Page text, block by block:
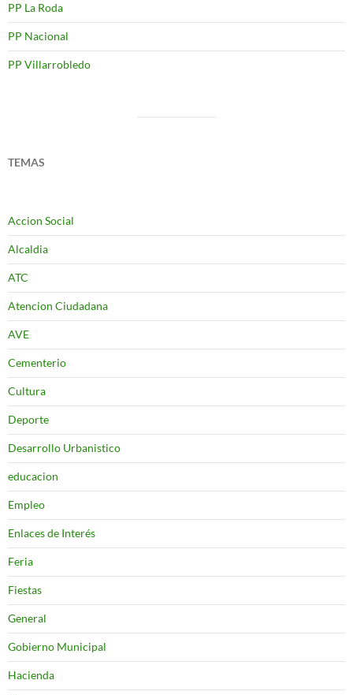
PP La Roda
PP Nacional
PP Villarrobledo
TEMAS
Accion Social
Alcaldia
ATC
Atencion Ciudadana
AVE
Cementerio
Cultura
Deporte
Desarrollo Urbanistico
educacion
Empleo
Enlaces de Interés
Feria
Fiestas
General
Gobierno Municipal
Hacienda